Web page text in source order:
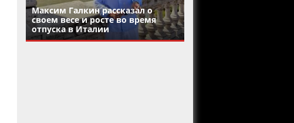
Максим Галкин рассказал о
своем весе и росте во время
отпуска в Италии